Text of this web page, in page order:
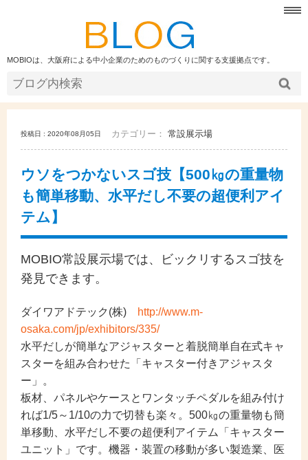
MOBIOは、大阪府による中小企業のためのものづくりに関する支援拠点です。
投稿日 : 2020年08月05日 カテゴリー： 常設展示場
ウソをつかないスゴ技【500㎏の重量物
も簡単移動、水平だし不要の超便利アイ
テム】
MOBIO常設展示場では、ビックリするスゴ技を
発見できます。
ダイワアドテック(株)
http://www.m-
osaka.com/jp/exhibitors/335/
水平だしが簡単なアジャスターと着脱簡単自在式キャ
スターを組み合わせた「キャスター付きアジャスタ
ー」。
板材、パネルやケースとワンタッチペダルを組み付け
れば1/5～1/10の力で切替も楽々。500㎏の重量物も簡
単移動、水平だし不要の超便利アイテム「キャスター
ユニット」です。機器・装置の移動が多い製造業、医